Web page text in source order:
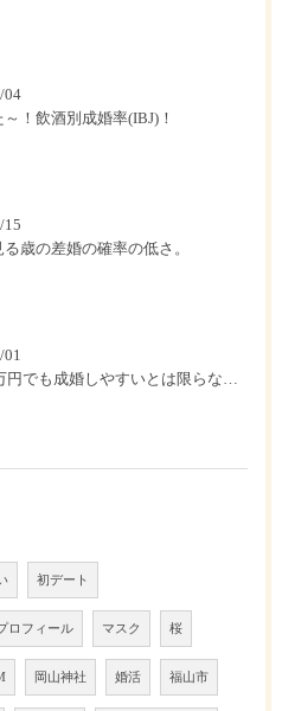
04
！飲酒別成婚率(IBJ)！
15
歳の差婚の確率の低さ。
初デート
ロフィール マスク 桜
岡山神社 婚活 福山市